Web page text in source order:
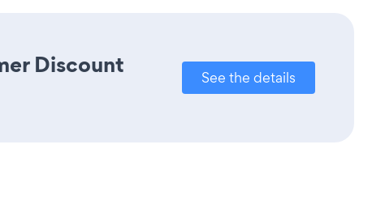
Discount
See the details